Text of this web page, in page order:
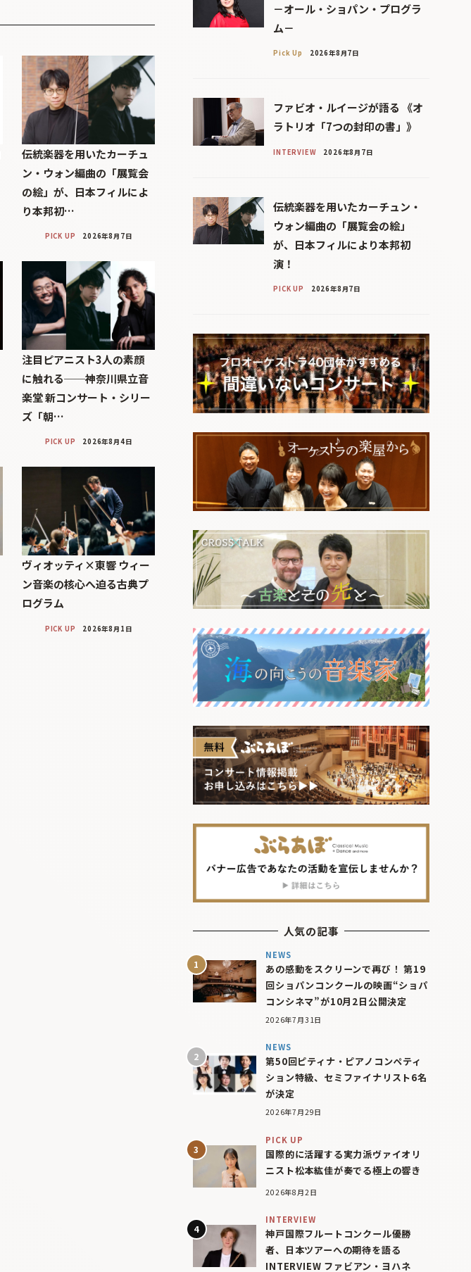
伝統楽器を用いたカーチュ
ン・ウォン編曲の「展覧会
の絵」が、日本フィルによ
り本邦初…
PICK UP 2026年8月7日
注目ピアニスト3人の素顔
に触れる──神奈川県立音
楽堂 新コンサート・シリー
ズ「朝…
PICK UP 2026年8月4日
ヴィオッティ×東響 ウィー
ン音楽の核心へ迫る古典プ
ログラム
PICK UP 2026年8月1日
－オール・ショパン・プログラ
ム－
Pick Up 2026年8月7日
ファビオ・ルイージが語る 《オ
ラトリオ「7つの封印の書」》
INTERVIEW 2026年8月7日
伝統楽器を用いたカーチュン・
ウォン編曲の「展覧会の絵」
が、日本フィルにより本邦初
演！
PICK UP 2026年8月7日
人気の記事
NEWS
あの感動をスクリーンで再び！ 第19
回ショパンコンクールの映画“ショパ
コンシネマ”が10月2日公開決定
2026年7月31日
NEWS
第50回ピティナ・ピアノコンペティ
ション特級、セミファイナリスト6名
が決定
2026年7月29日
PICK UP
国際的に活躍する実力派ヴァイオリ
ニスト松本紘佳が奏でる極上の響き
2026年8月2日
INTERVIEW
神戸国際フルートコンクール優勝
者、日本ツアーへの期待を語る
INTERVIEW ファビアン・ヨハネ